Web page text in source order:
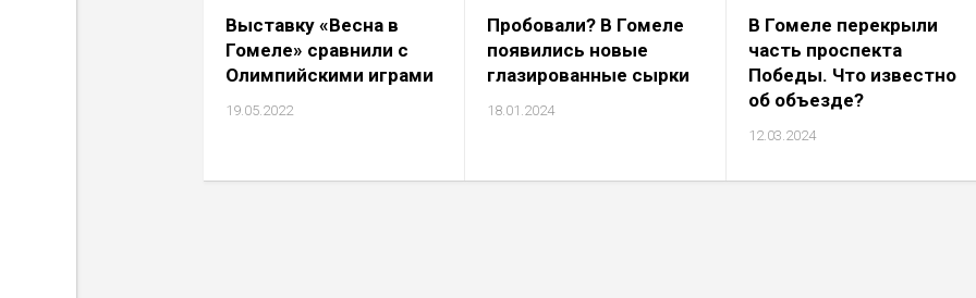
Выставку «Весна в
Гомеле» сравнили с
Олимпийскими играми
19.05.2022
Пробовали? В Гомеле
появились новые
глазированные сырки
18.01.2024
В Гомеле перекрыли
часть проспекта
Победы. Что известно
об объезде?
12.03.2024